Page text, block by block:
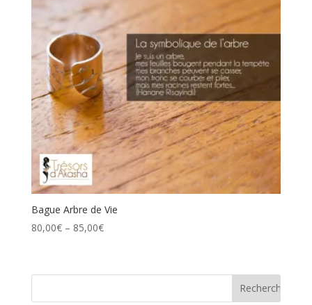
Bague Arbre de Vie
80,00€ – 85,00€Price
through